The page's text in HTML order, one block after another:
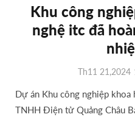
Khu công
nghệ itc đã
Th11 21,2024
Dự án Khu công nghiệp khoa
TNHH Điện tử Quảng Châu